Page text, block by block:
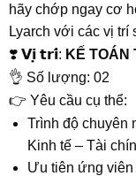
hãy chớp ngay cơ
Lyarch với các vị trí
❣️ 𝗩𝗶̣ 𝘁𝗿𝗶́: KẾ TOÁN
👌 Số lượng: 02
👉 Yêu cầu cụ thể:
Trình độ chuyên
Kinh tế – Tài
Ưu tiên ứng viên